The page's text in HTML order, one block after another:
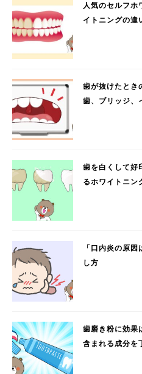
人気のセルフホ
イトニングの違
歯が抜けたとき
歯、ブリッジ、
歯を白くして好
るホワイトニン
「口内炎の原
し方
歯磨き粉に効果
含まれる成分を